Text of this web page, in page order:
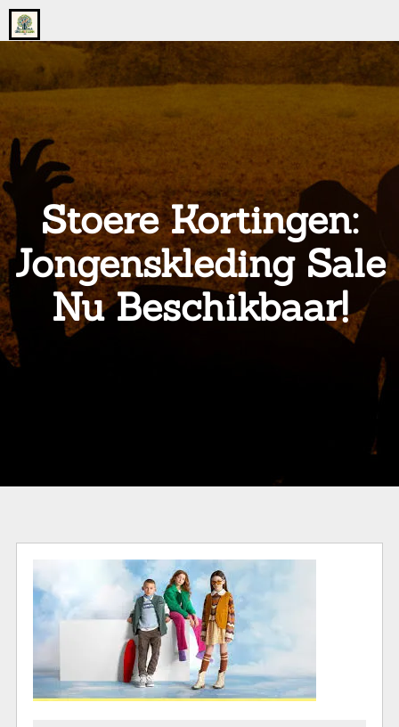
Go
to
home
page
onsgrotegezin.nl
Stoere Kortingen:
Jongenskleding Sale
Nu Beschikbaar!